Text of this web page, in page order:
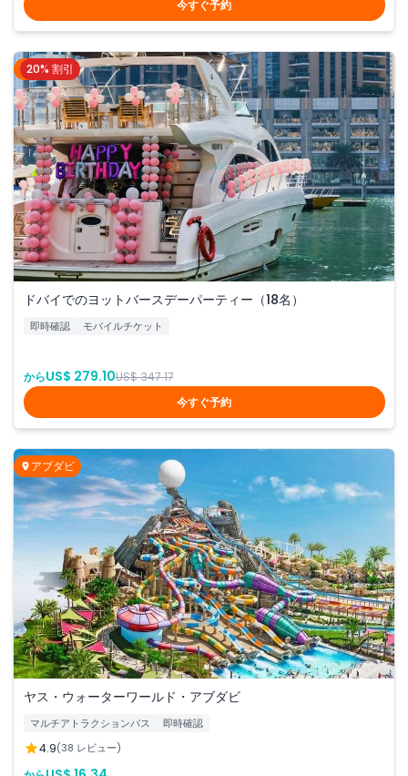
今すぐ予約
ドバイ
20% 割引
ドバイでのヨットバースデーパーティー（18名）
即時確認 モバイルチケット
からUS$ 279.10US$ 347.17
今すぐ予約
アブダビ
ヤス・ウォーターワールド・アブダビ
マルチアトラクションパス 即時確認
4.9(38 レビュー)